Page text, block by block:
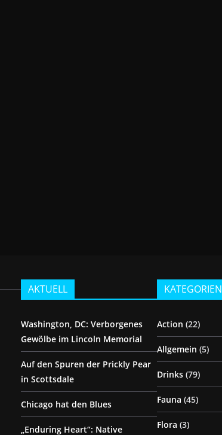
AKTUELL
Washington, DC: Verborgenes
Gewölbe im Lincoln Memorial
Auf den Spuren der Prickly Pear
in Scottsdale
Chicago hat den Blues
„Enduring Heart“: Native
KATEGORIEN
Action (22)
Allgemein (5)
Drinks (79)
Fauna (45)
Flora (3)